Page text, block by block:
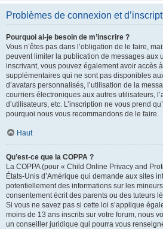
Problèmes de connexion et
Pourquoi ai-je besoin de m’inscrire ?
Vous n’êtes pas dans l’obligation de le faire,
peuvent limiter la publication de messages aux
inscrivant, vous pouvez également avoir accès
supplémentaires qui ne sont pas disponibles
d’avatars personnalisés, l’utilisation de la
courriers électroniques aux autres utilisateurs,
d’utilisateurs, etc. L’inscription ne vous prend
pourquoi nous vous recommandons de le faire.
Haut
Qu’est-ce que la COPPA ?
La COPPA (pour « Child Online Privacy and
États-Unis d’Amérique qui demande aux sites
potentiellement des informations sur les
consentement écrit des parents ou des tuteurs
Si vous ne savez pas si cette loi s’applique
moins de 13 ans inscrits sur votre forum, nous
un conseiller juridique qui pourra vous